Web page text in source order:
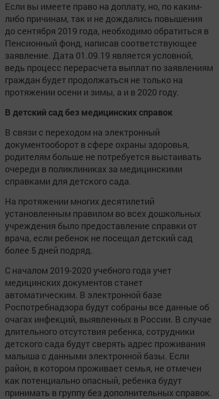
Если вы имеете право на доплату, но, по каким-
либо причинам, так и не дождались повышения
до сентября 2019 года, необходимо обратиться в
Пенсионный фонд, написав соответствующее
заявление. Дата 01.09.19 является условной,
ведь процесс перерасчета выплат по заявлениям
граждан будет продолжаться не только на
протяжении осени и зимы, а и в 2020 году.
В детский сад без медицинских справок
В связи с переходом на электронный
документооборот в сфере охраны здоровья,
родителям больше не потребуется выстаивать
очереди в поликлиниках за медицинскими
справками для детского сада.
На протяжении многих десятилетий
установленным правилом во всех дошкольных
учреждения было предоставление справки от
врача, если ребенок не посещал детский сад
более 5 дней подряд.
С началом 2019-2020 учебного года учет
медицинских документов станет
автоматическим. В электронной базе
Роспотребнадзора будут собраны все данные об
очагах инфекций, выявленных в России. В случае
длительного отсутствия ребенка, сотрудники
детского сада будут сверять адрес проживания
малыша с данными электронной базы. Если
район, в котором проживает семья, не отмечен
как потенциально опасный, ребенка будут
принимать в группу без дополнительных справок.